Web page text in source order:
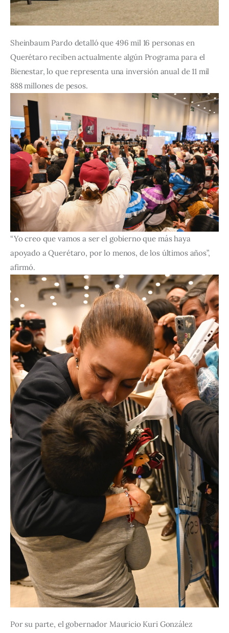
Sheinbaum Pardo detalló que 496 mil 16 personas en
Querétaro reciben actualmente algún Programa para el
Bienestar, lo que representa una inversión anual de 11 mil
888 millones de pesos.
“Yo creo que vamos a ser el gobierno que más haya
apoyado a Querétaro, por lo menos, de los últimos años”,
afirmó.
Por su parte, el gobernador Mauricio Kuri González